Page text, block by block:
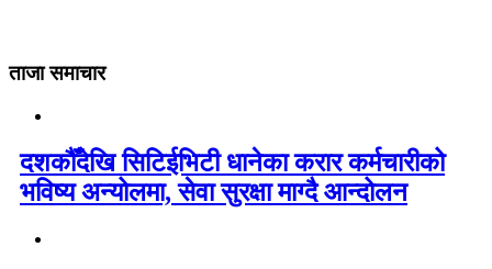
ताजा समाचार
दशकौँदेखि सिटिईभिटी धानेका करार कर्मचारीको
भविष्य अन्योलमा, सेवा सुरक्षा माग्दै आन्दोलन